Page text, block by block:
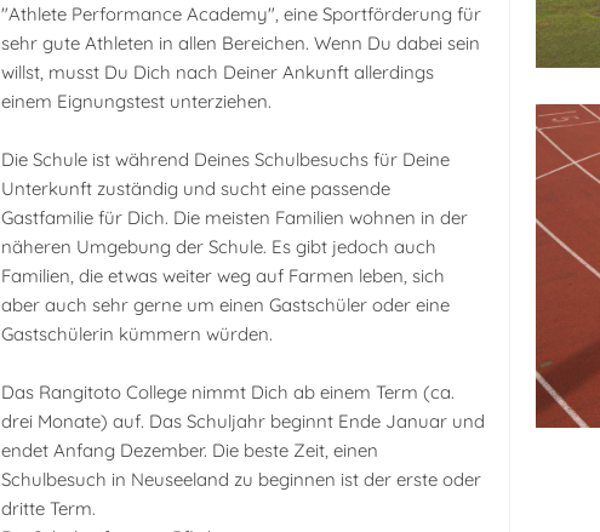
"Athlete Performance Academy", eine Sportförderung für
sehr gute Athleten in allen Bereichen. Wenn Du dabei sein
willst, musst Du Dich nach Deiner Ankunft allerdings
einem Eignungstest unterziehen.
Die Schule ist während Deines Schulbesuchs für Deine
Unterkunft zuständig und sucht eine passende
Gastfamilie für Dich. Die meisten Familien wohnen in der
näheren Umgebung der Schule. Es gibt jedoch auch
Familien, die etwas weiter weg auf Farmen leben, sich
aber auch sehr gerne um einen Gastschüler oder eine
Gastschülerin kümmern würden.
Das Rangitoto College nimmt Dich ab einem Term (ca.
drei Monate) auf. Das Schuljahr beginnt Ende Januar und
endet Anfang Dezember. Die beste Zeit, einen
Schulbesuch in Neuseeland zu beginnen ist der erste oder
dritte Term.